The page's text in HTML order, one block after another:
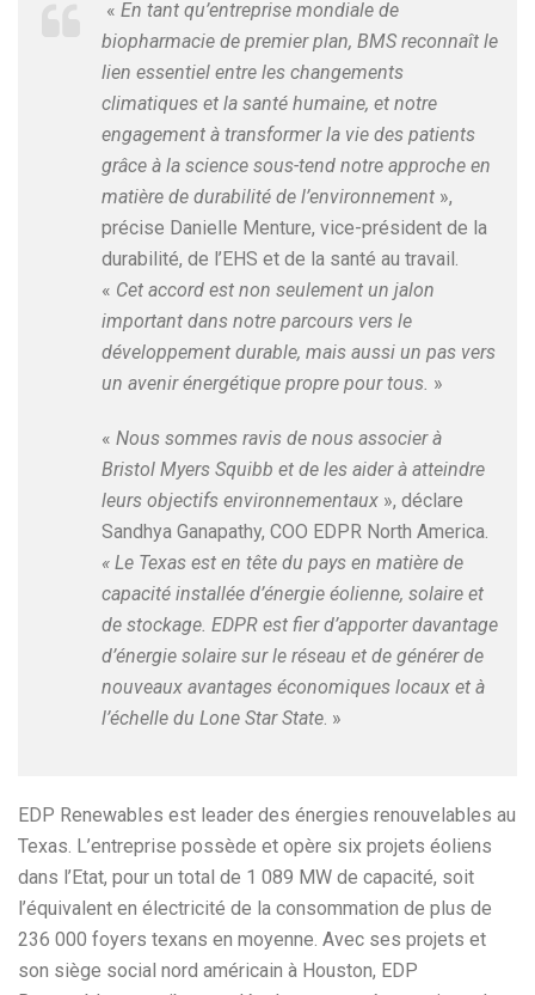
« En tant qu’entreprise mondiale de
biopharmacie de premier plan, BMS reconnaît le
lien essentiel entre les changements
climatiques et la santé humaine, et notre
engagement à transformer la vie des patients
grâce à la science sous-tend notre approche en
matière de durabilité de l’environnement »,
précise Danielle Menture, vice-président de la
durabilité, de l’EHS et de la santé au travail.
« Cet accord est non seulement un jalon
important dans notre parcours vers le
développement durable, mais aussi un pas vers
un avenir énergétique propre pour tous. »
« Nous sommes ravis de nous associer à
Bristol Myers Squibb et de les aider à atteindre
leurs objectifs environnementaux », déclare
Sandhya Ganapathy, COO EDPR North America.
« Le Texas est en tête du pays en matière de
capacité installée d’énergie éolienne, solaire et
de stockage. EDPR est fier d’apporter davantage
d’énergie solaire sur le réseau et de générer de
nouveaux avantages économiques locaux et à
l’échelle du Lone Star State. »
EDP Renewables est leader des énergies renouvelables au
Texas. L’entreprise possède et opère six projets éoliens
dans l’Etat, pour un total de 1 089 MW de capacité, soit
l’équivalent en électricité de la consommation de plus de
236 000 foyers texans en moyenne. Avec ses projets et
son siège social nord américain à Houston, EDP